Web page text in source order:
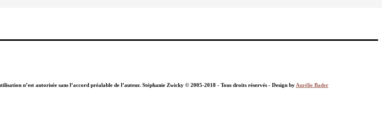
n’est autorisée sans l’accord préalable de l’auteur. Stéphanie Zwicky © 2005-2018 - Tous droits réservés - Design by Aurélie Bader